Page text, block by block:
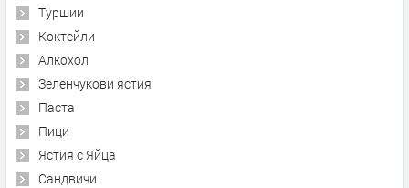
Туршии
Коктейли
Алкохол
Зеленчукови ястия
Паста
Пици
Ястия с Яйца
Сандвичи